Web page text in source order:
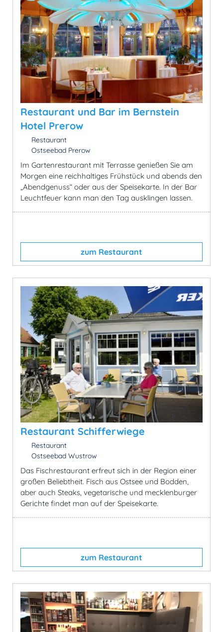
Restaurant und Bar im Bernstein
Hotel Prerow
Restaurant
Ostseebad Prerow
Im Gartenrestaurant mit Terrasse genießen Sie am
Morgen eine reichhaltiges Frühstück und abends den
„Abendgenuss“ oder aus der Speisekarte. In der Bar
Leuchtfeuer kann man den Tag ausklingen lassen.
zum Restaurant
Restaurant Schifferwiege
Restaurant
Ostseebad Wustrow
Das Fischrestaurant erfreut sich in der Region einer
großen Beliebtheit. Fisch aus Ostsee und Bodden,
aber auch Steaks, vegetarische und mecklenburger
Gerichte findet man auf der Speisekarte.
zum Restaurant